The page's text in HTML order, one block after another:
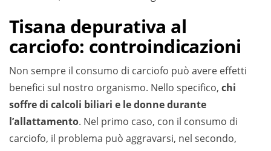
Tisana depurativa al
carciofo: controindicazioni
Non sempre il consumo di carciofo può avere effetti
benefici sul nostro organismo. Nello specifico, chi
soffre di calcoli biliari e le donne durante
l’allattamento. Nel primo caso, con il consumo di
carciofo, il problema può aggravarsi, nel secondo,